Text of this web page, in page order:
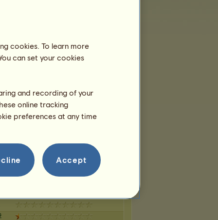
cookies. To learn more
can set your cookies
and recording of your
online tracking
preferences at any time
Accept